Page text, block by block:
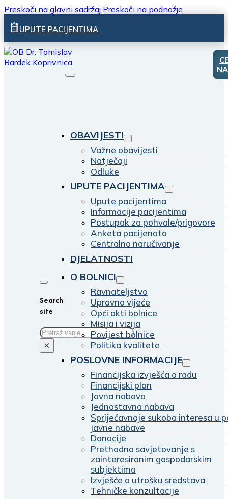
Preskoči na glavni sadržaj Preskoči na podnožje
UPUTE PACIJENTIMA
Search
site
Traži
×
OBAVIJESTI
Važne obavijesti
Natječaji
Odluke
UPUTE PACIJENTIMA
Upute pacijentima
Informacije pacijentima
Postupak za pohvale/prigovore
Anketa pacijenata
Centralno naručivanje
DJELATNOSTI
O BOLNICI
Ravnateljstvo
Upravno vijeće
Opći akti bolnice
Misija i vizija
Povijest bolnice
Politika kvalitete
POSLOVNE INFORMACIJE
Financijska izvješća o radu
Financijski plan
Javna nabava
Jednostavna nabava
Spriječavnaje sukoba interesa u
javne nabave
Donacije
Prethodno savjetovanje s
zainteresiranim gospodarskim
subjektima
Izvješće o utrošku sredstava
Tehničke konzultacije